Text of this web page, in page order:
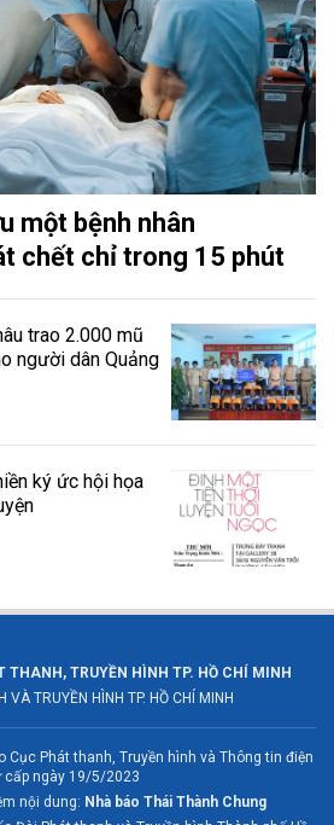
một bệnh nhân
chết chỉ trong 15 phút
trao 2.000 mũ
người dân Quảng
ký ức hội họa
THANH, TRUYỀN HÌNH TP. HỒ CHÍ MINH
VÀ TRUYỀN HÌNH TP. HỒ CHÍ MINH
Cục Phát thanh, Truyền hình và Thông tin điện
cấp ngày 19/5/2023
nội dung: Nhà báo Thái Thành Chung